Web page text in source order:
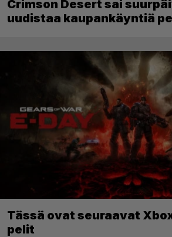
Crimson Desert sai
uudistaa kaupankäyntiä
Tässä ovat seuraavat
pelit